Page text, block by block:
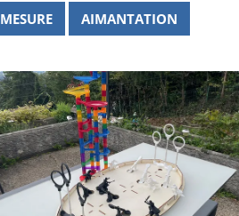
MESURE AIMANTATION